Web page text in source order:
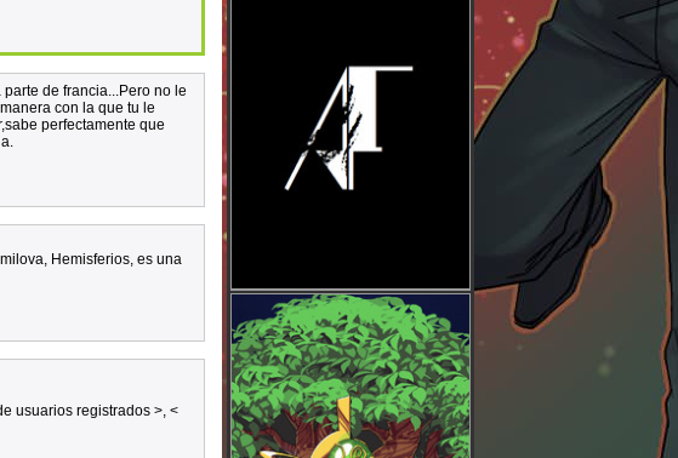
de francia...Pero no le
con la que tu le
perfectamente que
Hemisferios, es una
usuarios registrados >, <